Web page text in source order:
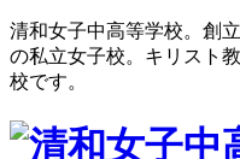
清和女子中高等学校。創
の私立女子校。キリスト
校です。